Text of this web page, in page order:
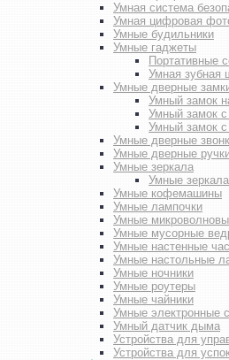
Умная система
Умная цифровая
Умные будильники
Умные гаджеты
Портативные
Умная зубная
Умные дверные
Умный замок
Умный замок
Умный замок с
Умные дверные
Умные дверные
Умные зеркала
Умные
Умные кофемашины
Умные лампочки
Умные
Умные мусорные
Умные настенные
Умные настольные
Умные ночники
Умные роутеры
Умные чайники
Умные электронные
Умный датчик дыма
Устройства для
Устройства для